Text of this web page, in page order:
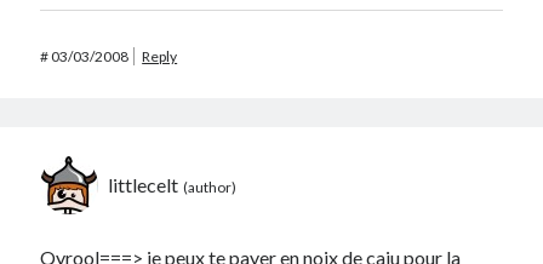
#03/03/2008 Reply
littlecelt
Qyrool===> je peux te payer en noix de caju pour la